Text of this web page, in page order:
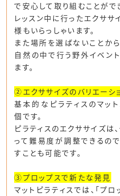
で安心して取り組むことがで
レッスン中に行ったエクサ
様もいらっしゃいます。
また場所を選ばないことか
自然の中で行う野外イベン
ます。
②エクササイズのバリエーシ
基本的なピラティスのマッ
個です。
ピラティスのエクササイズは
って難易度が調整できるの
すことも可能です。
③プロップスで新たな発見
マットピラティスでは、「プロ